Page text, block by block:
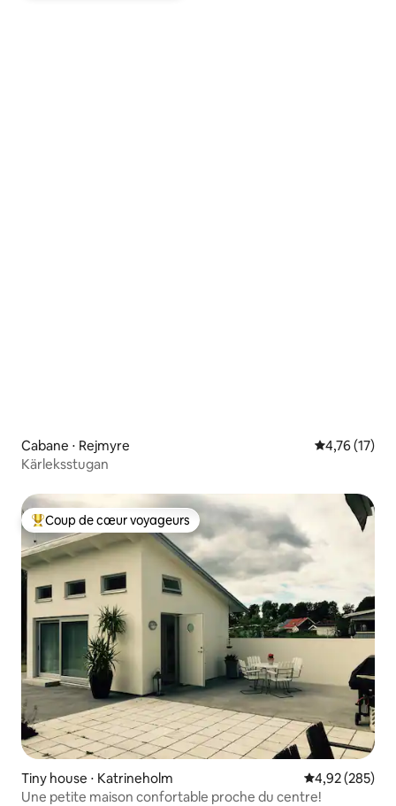
Cabane ⋅ Rejmyre Évaluation
4,76 (17)
Kärleksstugan
Coups de cœur voyageurs les plus appréciés
Coup de cœur voyageurs
Tiny house ⋅ Katrineholm Évaluation
4,92 (285)
Une petite maison confortable proche du centre!